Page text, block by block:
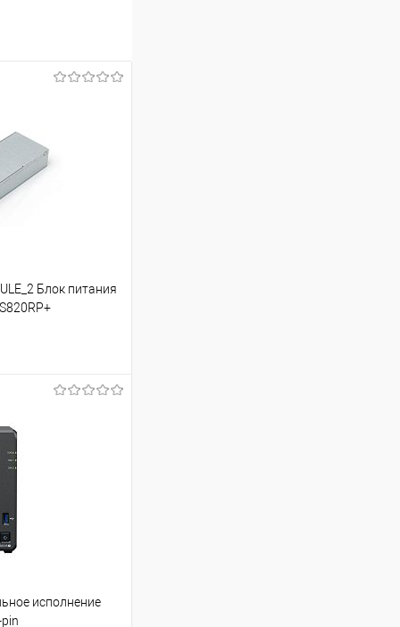
Блок питания
Сравнение
исполнение